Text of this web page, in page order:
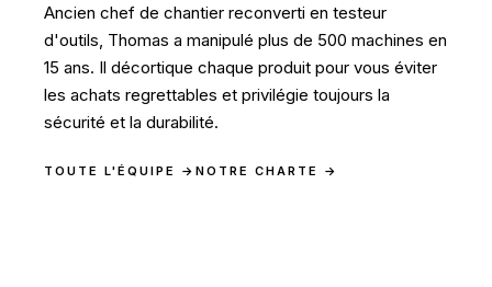
Ancien chef de chantier reconverti en testeur
d'outils, Thomas a manipulé plus de 500 machines en
15 ans. Il décortique chaque produit pour vous éviter
les achats regrettables et privilégie toujours la
sécurité et la durabilité.
TOUTE L'ÉQUIPE → NOTRE CHARTE →